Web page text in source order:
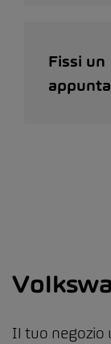
Fissi un
Il tuo negozio